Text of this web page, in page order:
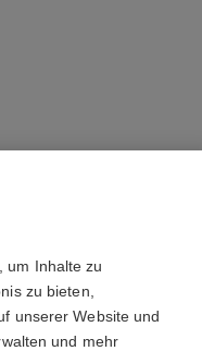
ROUGE
Lippenstift mit
Details
um Inhalte zu
zu bieten,
unserer Website und
und mehr